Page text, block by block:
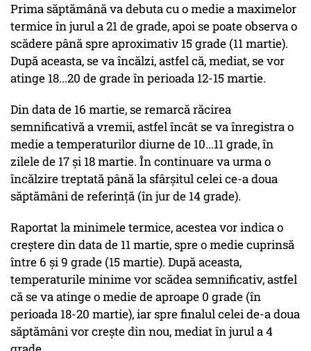
Prima săptămână va debuta cu o medie a maximelor
termice în jurul a 21 de grade, apoi se poate observa o
scădere până spre aproximativ 15 grade (11 martie).
După aceasta, se va încălzi, astfel că, mediat, se vor
atinge 18...20 de grade în perioada 12-15 martie.
Din data de 16 martie, se remarcă răcirea
semnificativă a vremii, astfel încât se va înregistra o
medie a temperaturilor diurne de 10...11 grade, în
zilele de 17 și 18 martie. În continuare va urma o
încălzire treptată până la sfârșitul celei ce-a doua
săptămâni de referință (în jur de 14 grade).
Raportat la minimele termice, acestea vor indica o
creștere din data de 11 martie, spre o medie cuprinsă
între 6 și 9 grade (15 martie). După aceasta,
temperaturile minime vor scădea semnificativ, astfel
că se va atinge o medie de aproape 0 grade (în
perioada 18-20 martie), iar spre finalul celei de-a doua
săptămâni vor crește din nou, mediat în jurul a 4